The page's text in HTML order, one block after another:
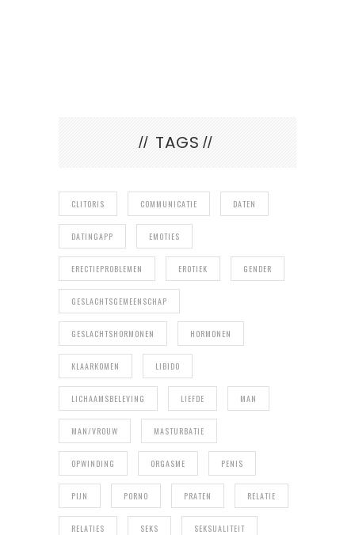
TAGS
CLITORIS COMMUNICATIE DATEN
DATINGAPP EMOTIES
ERECTIEPROBLEMEN EROTIEK GENDER
GESLACHTSGEMEENSCHAP
GESLACHTSHORMONEN HORMONEN
KLAARKOMEN LIBIDO
LICHAAMSBELEVING LIEFDE MAN
MAN/VROUW MASTURBATIE
OPWINDING ORGASME PENIS
PIJN PORNO PRATEN RELATIE
RELATIES SEKS SEKSUALITEIT